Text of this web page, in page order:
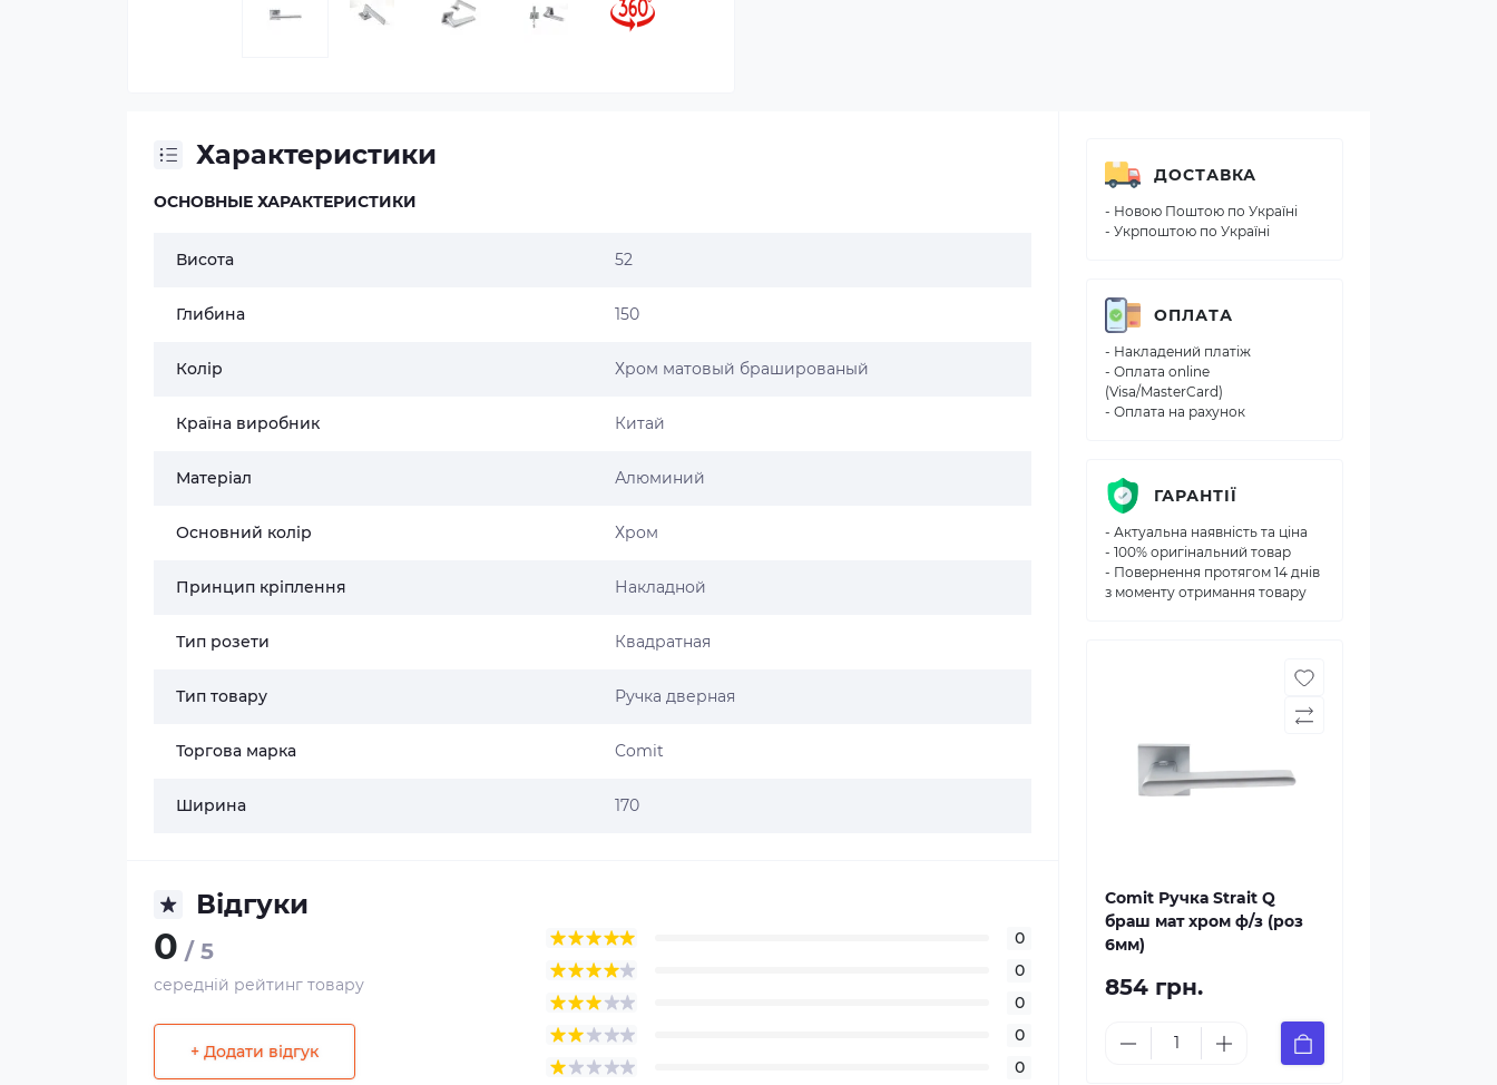
Характеристики
ОСНОВНЫЕ ХАРАКТЕРИСТИКИ
Висота 52
Глибина 150
Колір Хром матовый брашированый
Країна виробник Китай
Матеріал Алюминий
Основний колір Хром
Принцип кріплення Накладной
Тип розети Квадратная
Тип товару Ручка дверная
Торгова марка Comit
Ширина 170
Відгуки
0 / 5
середній рейтинг товару
+ Додати відгук
0
0
0
0
0
ДОСТАВКА
- Новою Поштою по Україні
- Укрпоштою по Україні
ОПЛАТА
- Накладений платіж
- Оплата online
(Visa/MasterCard)
- Оплата на рахунок
ГАРАНТІЇ
- Актуальна наявність та ціна
- 100% оригінальний товар
- Повернення протягом 14 днів
з моменту отримання товару
Comit Ручка Strait Q
браш мат хром ф/з (роз
6мм)
854 грн.